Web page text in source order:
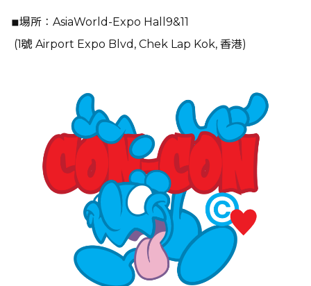
◾︎場所：AsiaWorld-Expo Hall9&11
(1號 Airport Expo Blvd, Chek Lap Kok, 香港)